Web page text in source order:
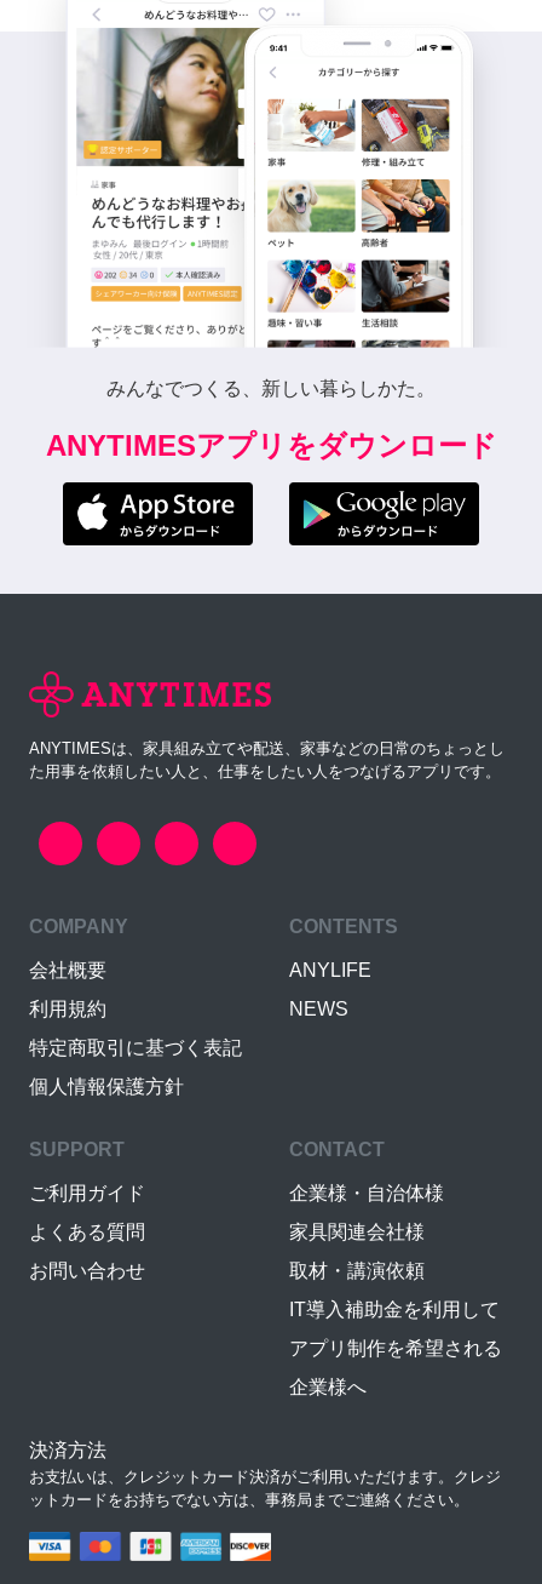
みんなでつくる、新しい暮らしかた。
ANYTIMESアプリをダウンロード
ANYTIMESは、家具組み立てや配送、家事などの日常のちょっとし
た用事を依頼したい人と、仕事をしたい人をつなげるアプリです。
COMPANY
会社概要
利用規約
特定商取引に基づく表記
個人情報保護方針
CONTENTS
ANYLIFE
NEWS
SUPPORT
ご利用ガイド
よくある質問
お問い合わせ
CONTACT
企業様・自治体様
家具関連会社様
取材・講演依頼
IT導入補助金を利用して
アプリ制作を希望される
企業様へ
決済方法
お支払いは、クレジットカード決済がご利用いただけます。クレジ
ットカードをお持ちでない方は、事務局までご連絡ください。